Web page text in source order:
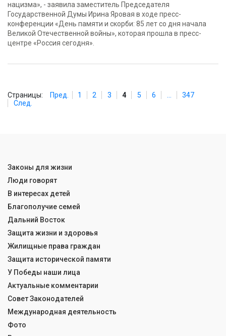
нацизма», - заявила заместитель Председателя
Государственной Думы Ирина Яровая в ходе пресс-
конференции «День памяти и скорби: 85 лет со дня начала
Великой Отечественной войны», которая прошла в пресс-
центре «Россия сегодня».
Страницы: Пред. 1 2 3 4 5 6
347
След.
Законы для жизни
Люди говорят
В интересах детей
Благополучие семей
Дальний Восток
Защита жизни и здоровья
Жилищные права граждан
Защита исторической памяти
У Победы наши лица
Актуальные комментарии
Совет Законодателей
Международная деятельность
Фото